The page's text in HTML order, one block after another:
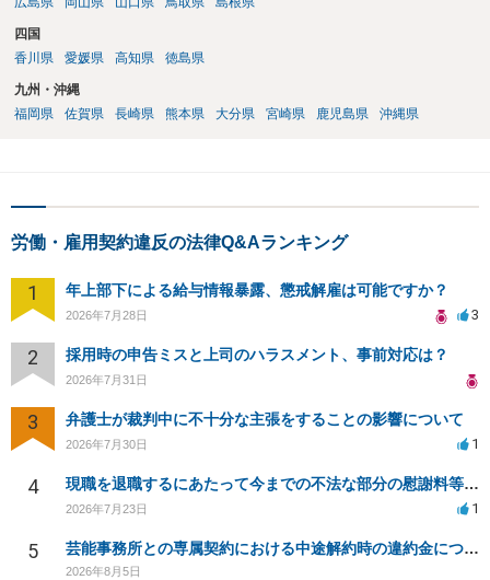
四国
香川県
愛媛県 高知県 徳島県
九州・沖縄
福岡県
佐賀県 長崎県 熊本県 大分県 宮崎県 鹿児島県 沖縄県
労働・雇用契約違反の法律Q&Aランキング
1 年上部下による給与情報暴露、懲戒解雇は可能ですか？
2026年7月28日 3
2 採用時の申告ミスと上司のハラスメント、事前対応は？
2026年7月31日
3 弁護士が裁判中に不十分な主張をすることの影響について
2026年7月30日 1
4 現職を退職するにあたって今までの不法な部分の慰謝料等は請求できるのか。
2026年7月23日 1
5 芸能事務所との専属契約における中途解約時の違約金について相談したいです
2026年8月5日